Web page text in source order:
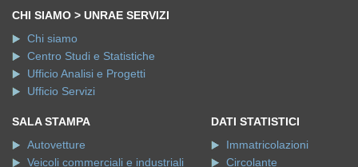
CHI SIAMO > UNRAE SERVIZI
Chi siamo
Centro Studi e Statistiche
Ufficio Analisi e Progetti
Ufficio Servizi
SALA STAMPA
Autovetture
Veicoli commerciali e industriali
DATI STATISTICI
Immatricolazioni
Circolante